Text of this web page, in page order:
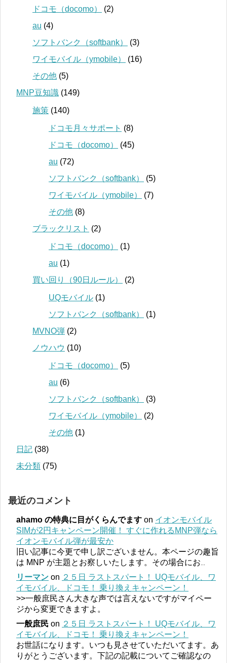
ドコモ（docomo）
(2)
au (4)
ソフトバンク（softbank）
(3)
ワイモバイル（ymobile）
(16)
その他 (5)
MNP豆知識 (149)
施策 (140)
ドコモ月々サポート (8)
ドコモ（docomo）
(45)
au (72)
ソフトバンク（softbank）
(5)
ワイモバイル（ymobile）
(7)
その他 (8)
ブラックリスト (2)
ドコモ（docomo）
(1)
au (1)
買い回り（90日ルール）
(2)
UQモバイル (1)
ソフトバンク（softbank）
(1)
MVNO弾 (2)
ノウハウ (10)
ドコモ（docomo）
(5)
au (6)
ソフトバンク（softbank）
(3)
ワイモバイル（ymobile）
(2)
その他 (1)
日記 (38)
未分類 (75)
最近のコメント
ahamo の特典に目がくらんでます on イオンモバイル
SIMが2円キャンペーン開催！ すぐに作れるMNP弾なら
イオンモバイル弾が最安か
旧い記事に今更で申し訳ございません。本ページの趣旨
は MNP が主題とお察しいたします。その場合にお
リーマン on ２５日 ラストスパート！ UQモバイル、ワ
イモバイル、ドコモ！ 乗り換えキャンペーン！
>>一般庶民さん大きな声では言えないですがマイペー
ジから変更できますよ。
一般庶民 on ２５日 ラストスパート！ UQモバイル、ワ
イモバイル、ドコモ！ 乗り換えキャンペーン！
お世話になります。いつも見させていただいてます。あ
りがとうございます。下記の記載についてご確認なの